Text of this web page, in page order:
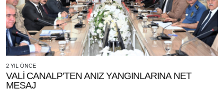
2 YIL ÖNCE
VALİ CANALP'TEN ANIZ YANGINLARINA NET
MESAJ